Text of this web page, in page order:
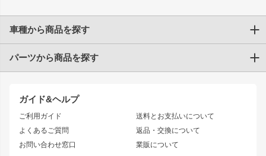
ガイド&ヘルプ
ご利用ガイド
よくあるご質問
お問い合わせ窓口
送料とお支払いについて
返品・交換について
業販について
車種から商品を探す
トヨタ
JZX90 CHASER
JZX110 MARK II
JZX100 MARK II
JZX90 MARK II
アリスト
ソアラ
アルテッツァ
パーツから商品を探す
エアロシリーズ
ドリフトライン
風神
雷神
レーシングライン
アタックライン
ストリームライン